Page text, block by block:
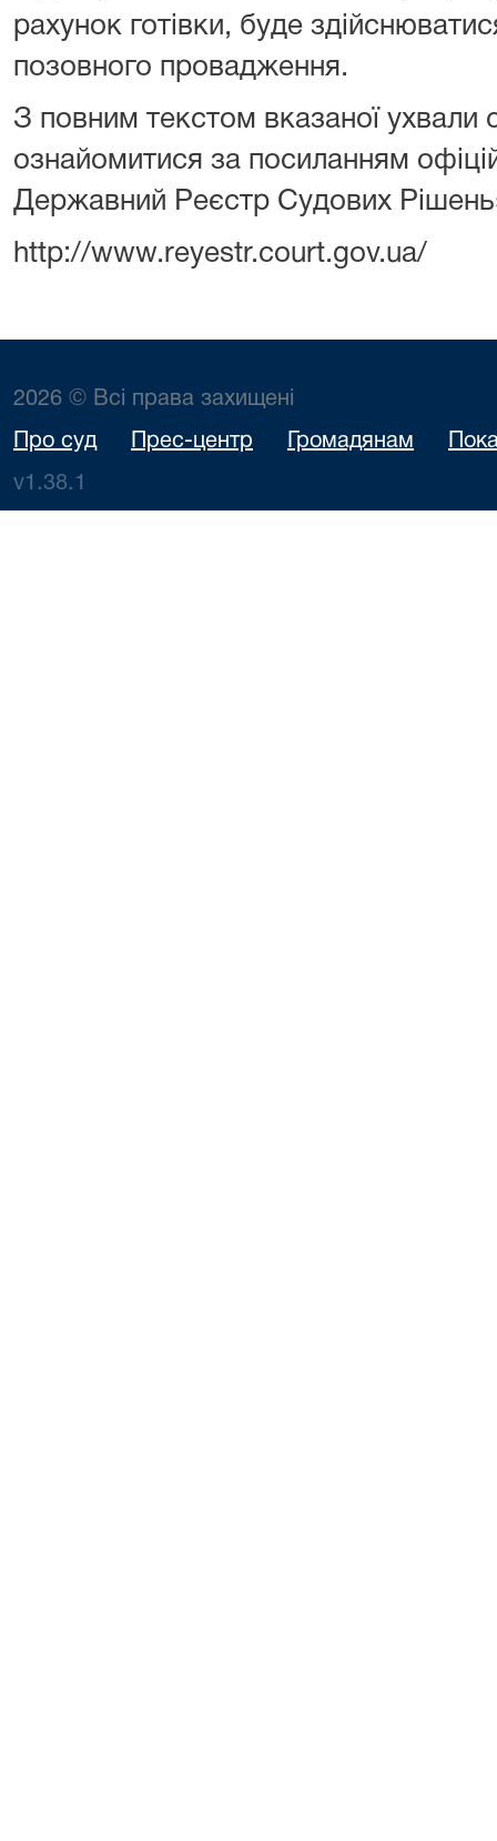
рахунок готівки, буде
позовного провадження.
З повним текстом вказаної ухвали
ознайомитися за посиланням
Державний Реєстр Судових
http://www.reyestr.court.gov.ua/
2026 © Всі права захищені
Про суд Прес-центр Громадянам
v1.38.1